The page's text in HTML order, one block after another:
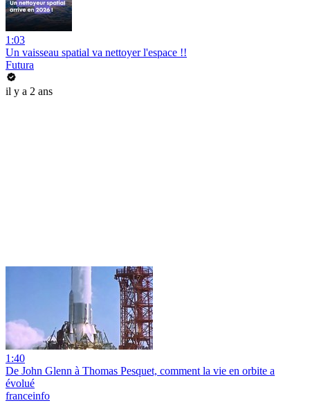
1:03
Un vaisseau spatial va nettoyer l'espace !!
Futura
il y a 2 ans
1:40
De John Glenn à Thomas Pesquet, comment la vie en orbite a
évolué
franceinfo